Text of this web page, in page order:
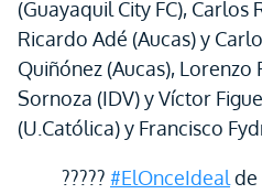
(Guayaquil City FC),
Ricardo Adé (Aucas) y
Quiñónez (Aucas), Lorenzo
Sornoza (IDV) y Víctor
(U.Católica) y Francisco
????? #ElOnceIdeal de